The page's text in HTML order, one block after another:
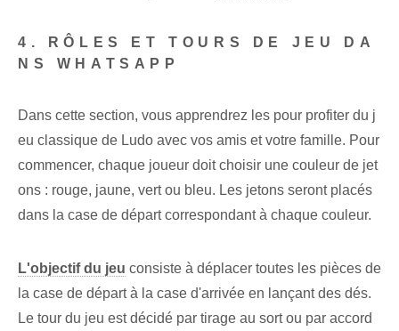
4. RÔLES ET TOURS DE JEU DA
NS WHATSAPP
Dans cette section, vous apprendrez les pour profiter du j
eu classique de Ludo avec vos amis et votre famille. Pour
commencer, chaque joueur doit choisir une couleur de jet
ons : rouge, jaune, vert ou bleu. Les jetons seront placés
dans la case de départ correspondant à chaque couleur.
L'objectif du jeu consiste à déplacer toutes les pièces de
la case de départ à la case d'arrivée en lançant des dés.
Le tour du jeu est décidé par tirage au sort ou par accord